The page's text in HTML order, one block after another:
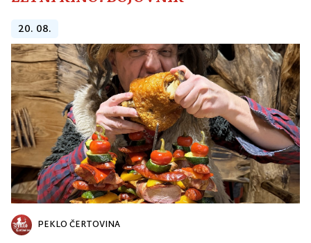
20. 08.
PEKLO ČERTOVINA